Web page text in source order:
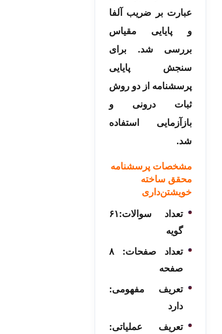
عبارت بر ضریب آلفا
و پایایی مقیاس
بررسی شد. برای
سنجش پایایی
پرسشنامه از دو روش
ثبات درونی و
بازآزمایی استفاده
شد.
مشخصات پرسشنامه
محقق ساخته
خویشتن‌داری
تعداد سوالات:۶۱
گویه
تعداد صفحات: ۸
صفحه
تعریف مفهومی:
دارد
تعریف عملیاتی: